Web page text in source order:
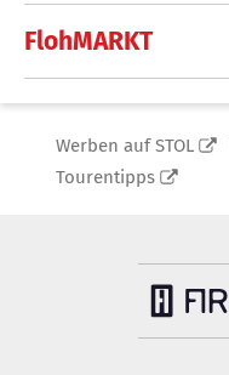
FlohMARKT
Werben auf STOL
Tourentipps